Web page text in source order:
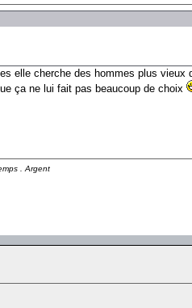
elle cherche des hommes plus
ça ne lui fait pas beaucoup de choix
. Argent